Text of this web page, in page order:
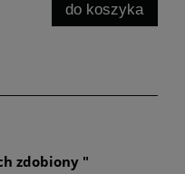
do koszyka
zdobiony "